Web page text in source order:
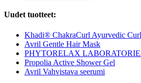
Uudet tuotteet:
Khadi® ChakraCurl Ayurvedic
Avril Gentle Hair Mask
PHYTORELAX
Propolia Active Shower Gel
Avril Vahvistava seerumi